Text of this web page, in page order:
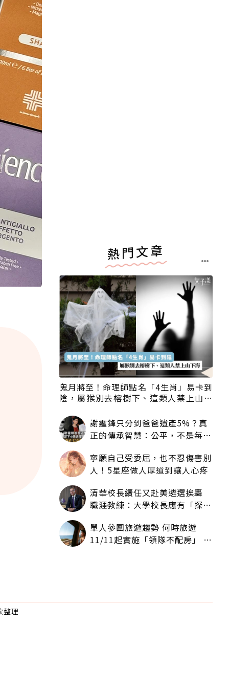
熱門文章
鬼月將至！命理師點名「4生肖」易卡到
陰，屬猴別去榕樹下、這類人禁上山下
謝霆鋒只分到爸爸遺產5%？真
正的傳承智慧：公平，不是每個
寧願自己受委屈，也不忍傷害別
人！5星座做人厚道到讓人心疼
清華校長續任又赴美遴選挨轟
職涯教練：大學校長應有「探
單人參團旅遊趨勢 何時旅遊
11/11起實施「領隊不配房」 落
整理